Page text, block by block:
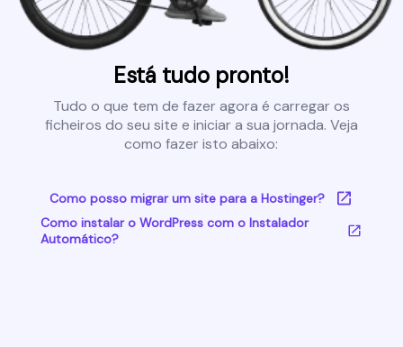
Está tudo pronto!
Tudo o que tem de fazer agora é carregar os
ficheiros do seu site e iniciar a sua jornada. Veja
como fazer isto abaixo:
Como posso migrar um site para a Hostinger?
Como instalar o WordPress com o Instalador
Automático?